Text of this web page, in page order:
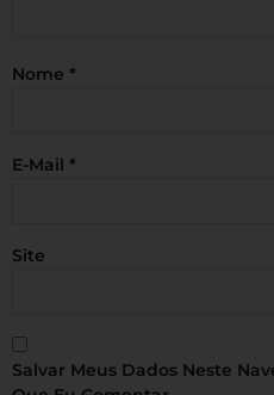
Nome *
E-Mail *
Site
Salvar Meus Dados Neste